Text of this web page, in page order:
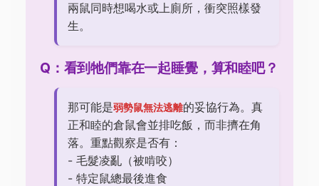
兩鼠同時想喝水或上廁所，衝突照樣發
生。
Q：看到牠們靠在一起睡覺，算和睦吧？
那可能是弱勢鼠無法逃離的妥協行為。真
正和睦的倉鼠會並排吃飯，而非擠在角
落。重點觀察是否有：
- 毛髮凌亂（被啃咬）
- 特定鼠總最後進食